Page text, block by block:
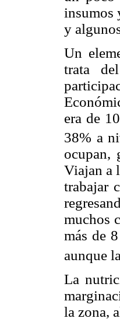
insumos
y
Un
trata
era de
38% a
ocupan,
Viajan a
trabajar
muchos
más de
aunque
La
la zona,